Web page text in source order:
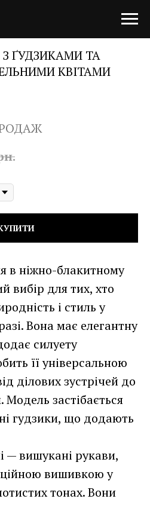
ҐУДЗИКАМИ ТА
КВІТАМИ
в ніжно-блакитному
вибір для тих, хто
і стиль у
Вона має елегантну
силуету
її універсальною
ділових зустрічей до
Модель застібається
гудзики, що додають
— вишукані рукави,
вишивкою у
тонах. Вони